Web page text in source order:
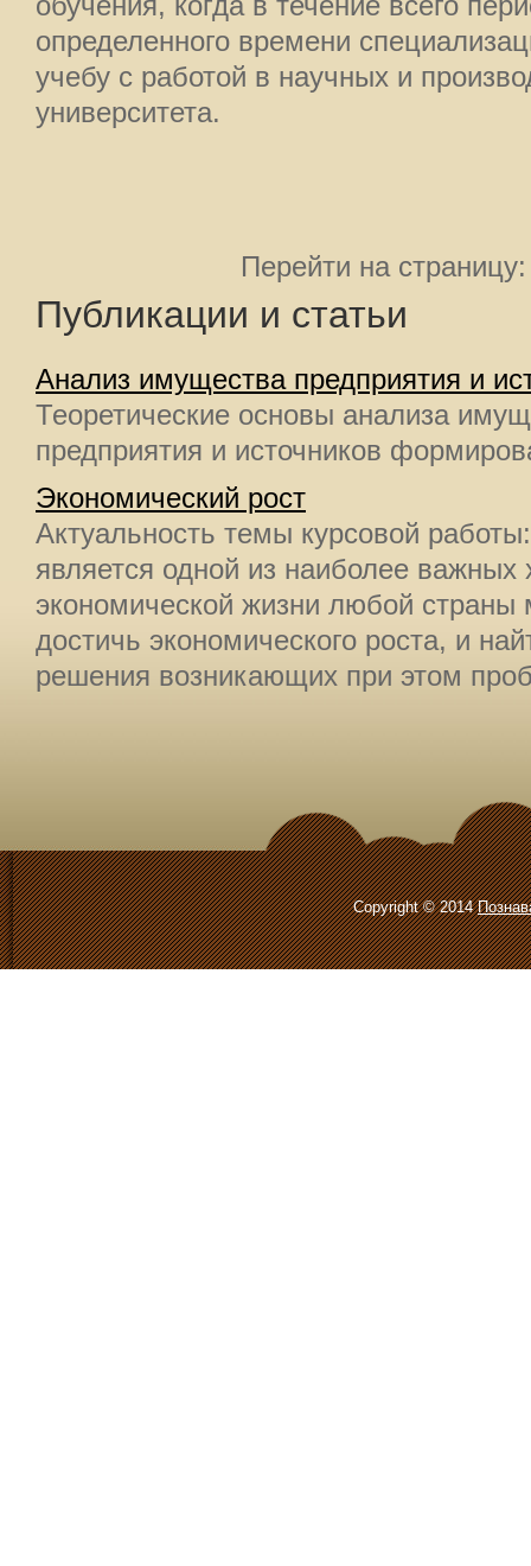
определенного времени
учебу с работой в научных и
университета.
Перейти на
Публикации и статьи
Анализ имущества предприятия и
Теоретические основы анализа
предприятия и источников
Экономический рост
Актуальность темы курсовой
является одной из наиболее важных
экономической жизни любой страны
достичь экономического роста, и
решения возникающих при этом
Copyright © 2014